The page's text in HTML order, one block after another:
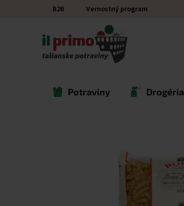
Prejsť na obsahB2B Vernostný program
Potraviny Drogéria